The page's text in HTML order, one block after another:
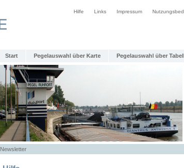
Hilfe Links Impressum
Start Pegelauswahl über Karte Pegelauswahl über
Newsletter